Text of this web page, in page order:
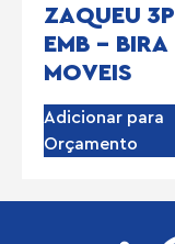
ZAQUEU 3P
EMB – BIRA
MOVEIS
Adicionar para
Orçamento